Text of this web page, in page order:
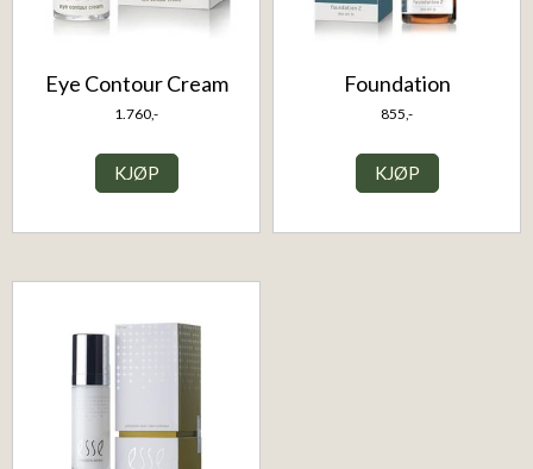
Eye Contour Cream
1.760,-
KJØP
Foundation
855,-
KJØP